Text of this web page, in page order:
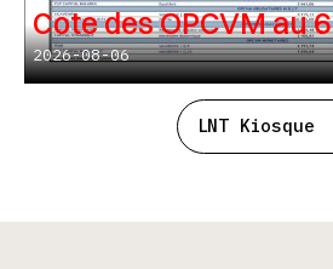
Cote des OPCVM au
2026-08-06
LNT Kiosque